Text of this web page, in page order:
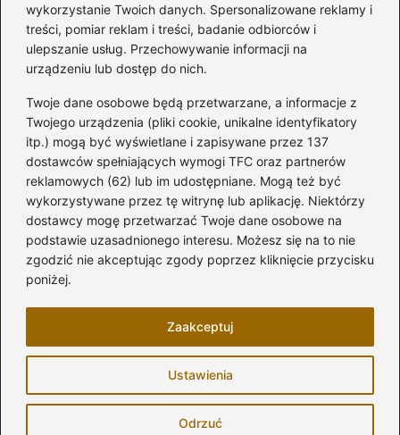
wykorzystanie Twoich danych. Spersonalizowane reklamy i
treści, pomiar reklam i treści, badanie odbiorców i
ulepszanie usług. Przechowywanie informacji na
urządzeniu lub dostęp do nich.
Twoje dane osobowe będą przetwarzane, a informacje z
Twojego urządzenia (pliki cookie, unikalne identyfikatory
itp.) mogą być wyświetlane i zapisywane przez 137
dostawców spełniających wymogi TFC oraz partnerów
reklamowych (62) lub im udostępniane. Mogą też być
wykorzystywane przez tę witrynę lub aplikację. Niektórzy
dostawcy mogę przetwarzać Twoje dane osobowe na
podstawie uzasadnionego interesu. Możesz się na to nie
zgodzić nie akceptując zgody poprzez kliknięcie przycisku
poniżej.
Ustawienia
Odrzuć
Zaakceptuj
Kategorie
Aranżacja wnętrz (282)
Dom(171)
Innowacje(10)
Kuchnia(32)
Łazienka(43)
Meble i elektronika(74)
Ogród(81)
Remont(17)
Copyright © 2026 modelarskie.pl
Zasady użytkowania
Napisz do nas